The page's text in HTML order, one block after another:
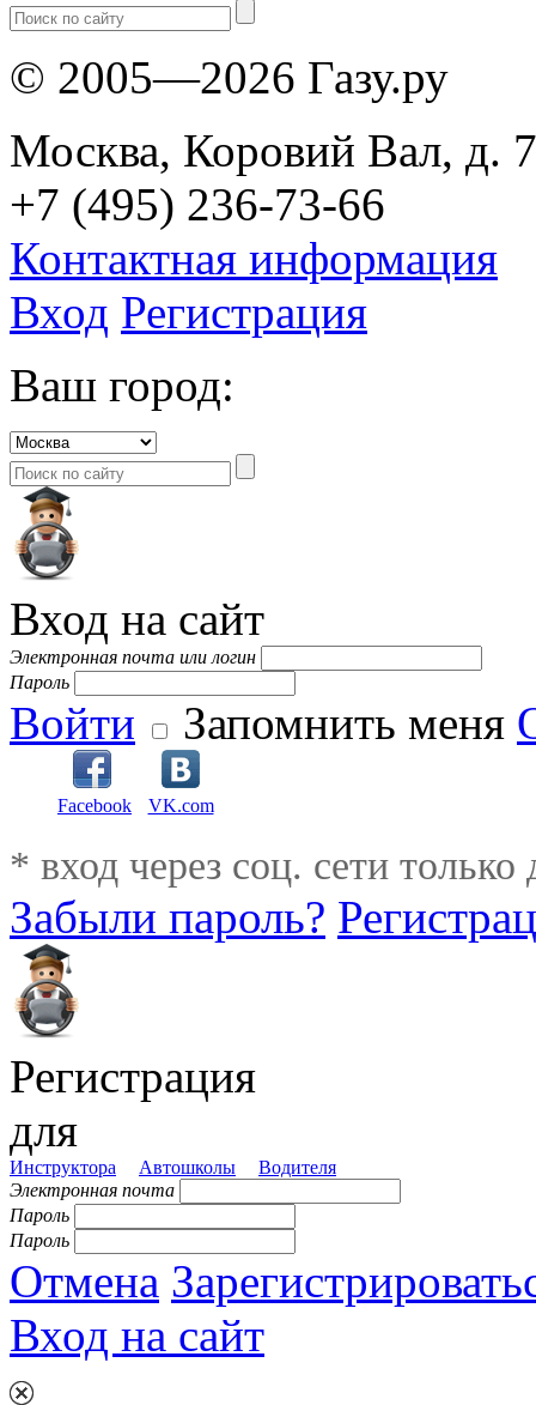
© 2005—2026 Газу.ру
Москва, Коровий Вал, д.
+7 (495) 236-73-66
Контактная информация
Вход Регистрация
Ваш город:
Вход на сайт
Электронная почта или логин
Пароль
Войти Запомнить меня
Facebook VK.com
* вход через соц. сети
Забыли пароль?
Регистрация
для
Инструктора Автошколы
Водителя
Электронная почта
Пароль
Пароль
Отмена
Вход на сайт